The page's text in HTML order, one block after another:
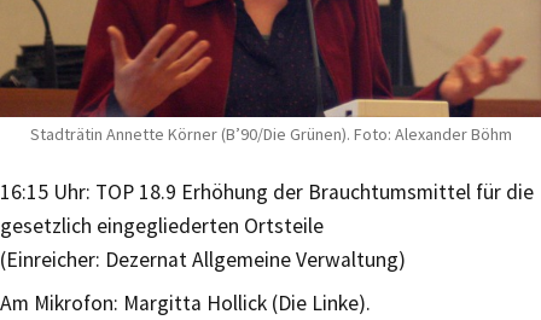
Stadträtin Annette Körner (B’90/Die Grünen). Foto: Alexander Böhm
16:15 Uhr: TOP 18.9 Erhöhung der Brauchtumsmittel für die
gesetzlich eingegliederten Ortsteile
(Einreicher: Dezernat Allgemeine Verwaltung)
Am Mikrofon: Margitta Hollick (Die Linke).